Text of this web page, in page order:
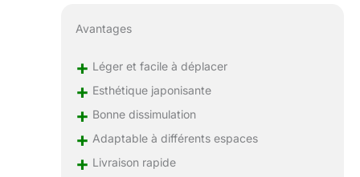
Avantages
+ Léger et facile à déplacer
+ Esthétique japonisante
+ Bonne dissimulation
+ Adaptable à différents espaces
+ Livraison rapide